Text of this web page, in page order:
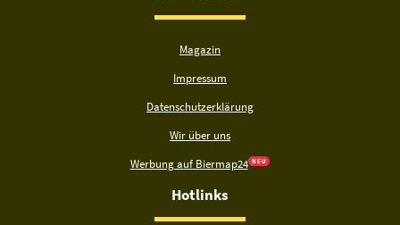
Magazin
Impressum
Datenschutzerklärung
Wir über uns
Werbung auf Biermap24 N E U
Hotlinks